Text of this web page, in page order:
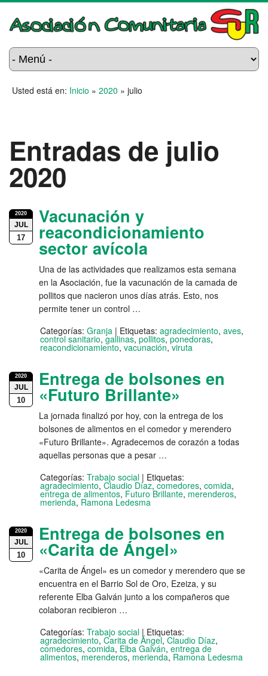
Usted está en: Inicio » 2020 » julio
Entradas de julio
2020
2020
JUL
17
Vacunación y
reacondicionamiento
sector avícola
Una de las actividades que realizamos esta semana
en la Asociación, fue la vacunación de la camada de
pollitos que nacieron unos días atrás. Esto, nos
permite tener un control …
Categorías: Granja | Etiquetas: agradecimiento, aves,
control sanitario, gallinas, pollitos,ponedoras,
reacondicionamiento, vacunación,viruta
2020
JUL
10
Entrega de bolsones en
«Futuro Brillante»
La jornada finalizó por hoy, con la entrega de los
bolsones de alimentos en el comedor y merendero
«Futuro Brillante». Agradecemos de corazón a todas
aquellas personas que a pesar …
Categorías: Trabajo social | Etiquetas:
agradecimiento, Claudio Díaz, comedores, comida,
entrega de alimentos, Futuro Brillante, merenderos,
merienda, Ramona Ledesma
2020
JUL
10
Entrega de bolsones en
«Carita de Ángel»
«Carita de Ángel» es un comedor y merendero que se
encuentra en el Barrio Sol de Oro, Ezeiza, y su
referente Elba Galván junto a los compañeros que
colaboran recibieron …
Categorías: Trabajo social | Etiquetas:
agradecimiento, Carita de Ángel, Claudio Díaz,
comedores, comida, Elba Galván, entrega de
alimentos, merenderos, merienda, Ramona Ledesma